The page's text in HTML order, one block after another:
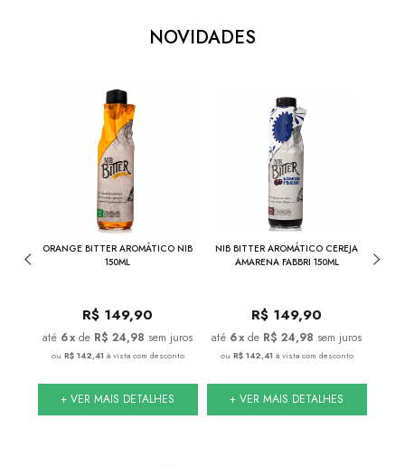
NOVIDADES
ORANGE BITTER AROMÁTICO NIB
150ML
R$ 149,90
6x de R$ 24,98 sem juros
ou R$ 142,41 à vista com desconto
+ VER MAIS DETALHES
NIB BITTER AROMÁTICO CEREJA
AMARENA FABBRI 150ML
R$ 149,90
6x de R$ 24,98 sem juros
ou R$ 142,41 à vista com desconto
+ VER MAIS DETALHES